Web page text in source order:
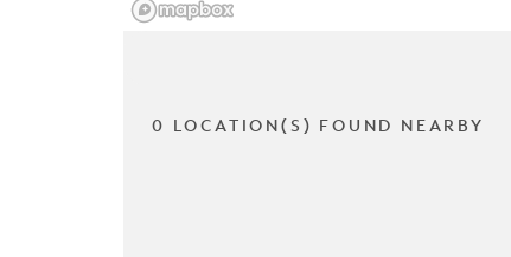
0 LOCATION(S) FOUND NEARBY